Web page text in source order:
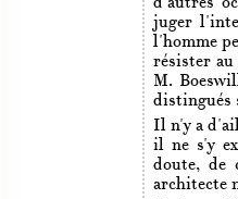
juger
l'homme
résister
M.
distingués
Il n'y a
il ne s'y
doute, de
architecte